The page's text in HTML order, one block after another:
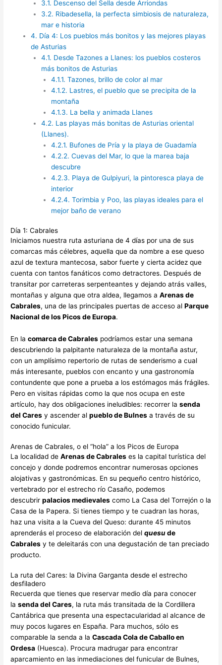
3.1. Descenso del Sella desde Arriondas
3.2. Ribadesella, la perfecta simbiosis de naturaleza,
mar e historia
4. Día 4: Los pueblos más bonitos y las mejores playas
de Asturias
4.1. Desde Tazones a Llanes: los pueblos costeros
más bonitos de Asturias
4.1.1. Tazones, brillo de color al mar
4.1.2. Lastres, el pueblo que se precipita de la
montaña
4.1.3. La bella y animada Llanes
4.2. Las playas más bonitas de Asturias oriental
(Llanes).
4.2.1. Bufones de Pría y la playa de Guadamía
4.2.2. Cuevas del Mar, lo que la marea baja
descubre
4.2.3. Playa de Gulpiyuri, la pintoresca playa de
interior
4.2.4. Torimbia y Poo, las playas ideales para el
mejor baño de verano
Día 1: Cabrales
Iniciamos nuestra ruta asturiana de 4 días por una de sus
comarcas más célebres, aquella que da nombre a ese queso
azul de textura mantecosa, sabor fuerte y cierta acidez que
cuenta con tantos fanáticos como detractores. Después de
transitar por carreteras serpenteantes y dejando atrás valles,
montañas y alguna que otra aldea, llegamos aArenas de
Cabrales, una de las principales puertas de acceso alParque
Nacional de los Picos de Europa.
En lacomarca de Cabrales podríamos estar una semana
descubriendo la palpitante naturaleza de la montaña astur,
con un amplísimo repertorio de rutas de senderismo a cual
más interesante, pueblos con encanto y una gastronomía
contundente que pone a prueba a los estómagos más frágiles.
Pero en visitas rápidas como la que nos ocupa en este
artículo, hay dos obligaciones ineludibles: recorrer lasenda
del Cares y ascender alpueblo de Bulnes a través de su
conocido funicular.
Arenas de Cabrales, o el “hola” a los Picos de Europa
La localidad deArenas de Cabrales es la capital turística del
concejo y donde podremos encontrar numerosas opciones
alojativas y gastronómicas. En su pequeño centro histórico,
vertebrado por el estrecho río Casaño, podemos
descubrirpalacios medievales como La Casa del Torrejón o la
Casa de la Papera. Si tienes tiempo y te cuadran las horas,
haz una visita a la Cueva del Queso: durante 45 minutos
aprenderás el proceso de elaboración delquesude
Cabrales y te deleitarás con una degustación de tan preciado
producto.
La ruta del Cares: la Divina Garganta desde el estrecho
desfiladero
Recuerda que tienes que reservar medio día para conocer
lasenda del Cares, la ruta más transitada de la Cordillera
Cantábrica que presenta una espectacularidad al alcance de
muy pocos lugares en España. Para muchos, sólo es
comparable la senda a laCascada Cola de Caballo en
Ordesa (Huesca). Procura madrugar para encontrar
aparcamiento en las inmediaciones del funicular de Bulnes,